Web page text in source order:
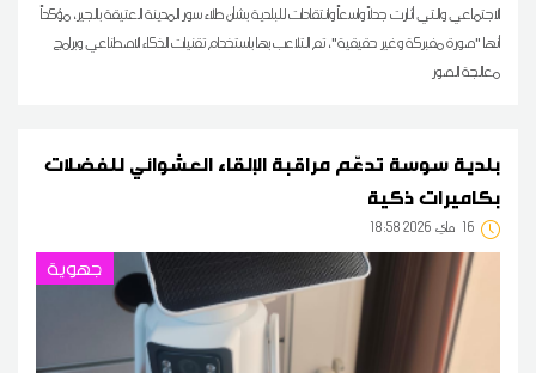
الاجتماعي والتي أثارت جدلاً واسعاً وانتقادات للبلدية بشأن طلاء سور المدينة العتيقة بالجير، مؤكداً
أنها "صورة مفبركة وغير حقيقية"، تم التلاعب بها باستخدام تقنيات الذكاء الاصطناعي وبرامج
معالجة الصور
بلدية سوسة تدعّم مراقبة الإلقاء العشوائي للفضلات
بكاميرات ذكية
16 18:58 2026 ماي
جهوية